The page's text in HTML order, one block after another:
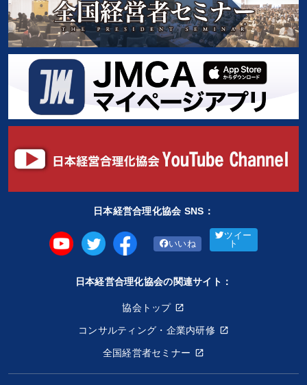
日本経営合理化協会 SNS：
いいね
ツイー
ト
日本経営合理化協会の関連サイト：
協会トップ
コンサルティング・企業内研修
全国経営者セミナー